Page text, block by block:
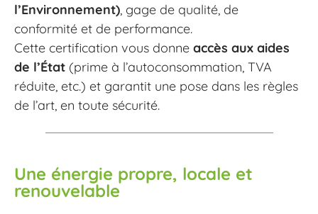
l’Environnement), gage de qualité, de
conformité et de performance.
Cette certification vous donne accès aux aides
de l’État (prime à l’autoconsommation, TVA
réduite, etc.) et garantit une pose dans les règles
de l’art, en toute sécurité.
Une énergie propre, locale et
renouvelable